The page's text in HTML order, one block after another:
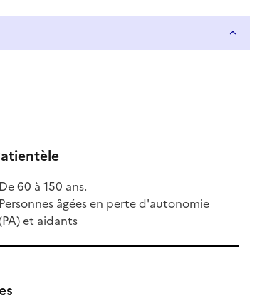
De 60 à 150 ans.
Personnes âgées en perte d'autonomie
et aidants